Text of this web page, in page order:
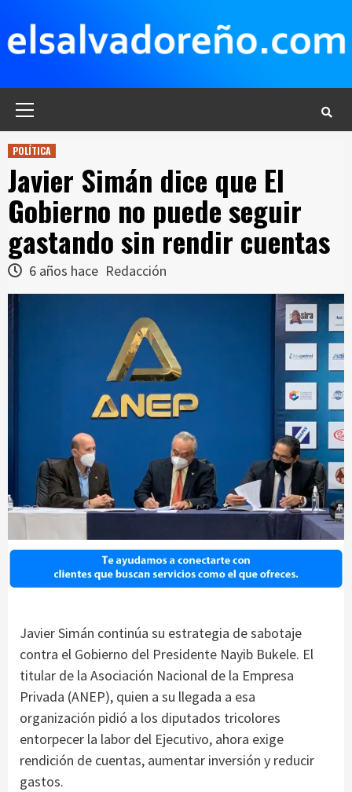
contenido
POLÍTICA
Javier Simán dice que El
Gobierno no puede seguir
gastando sin rendir cuentas
6 años hace Redacción
Javier Simán continúa su estrategia de sabotaje
contra el Gobierno del Presidente Nayib Bukele. El
titular de la Asociación Nacional de la Empresa
Privada (ANEP), quien a su llegada a esa
organización pidió a los diputados tricolores
entorpecer la labor del Ejecutivo, ahora exige
rendición de cuentas, aumentar inversión y reducir
gastos.